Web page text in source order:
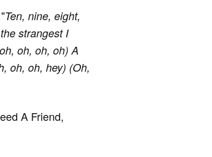
Ten, nine, eight,
strangest I
oh, oh, oh) A
oh, oh, hey) (Oh,
A Friend,